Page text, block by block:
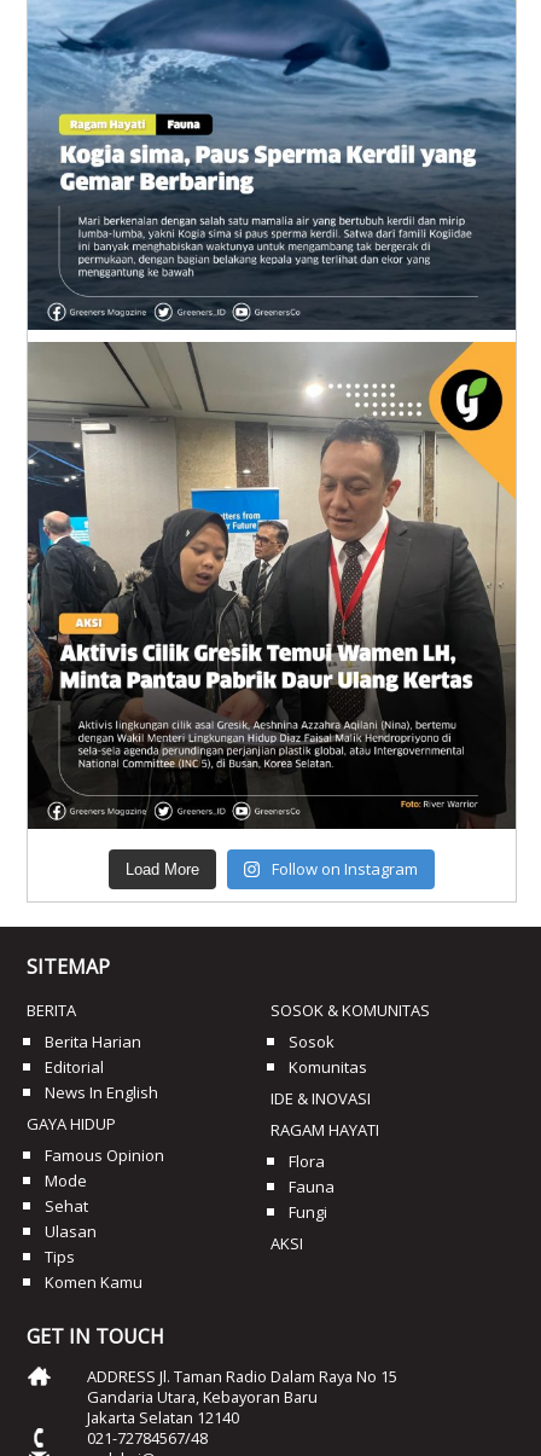
Load More Follow on Instagram
SITEMAP
BERITA
Berita Harian
Editorial
News In English
GAYA HIDUP
Famous Opinion
Mode
Sehat
Ulasan
Tips
Komen Kamu
SOSOK & KOMUNITAS
Sosok
Komunitas
IDE & INOVASI
RAGAM HAYATI
Flora
Fauna
Fungi
AKSI
GET IN TOUCH
ADDRESS Jl. Taman Radio Dalam Raya No 15
Gandaria Utara, Kebayoran Baru
Jakarta Selatan 12140
021-72784567/48